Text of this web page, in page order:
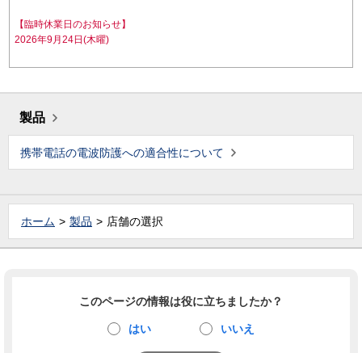
【臨時休業日のお知らせ】
2026年9月24日(木曜)
製品
携帯電話の電波防護への適合性について
ホーム 製品 店舗の選択
このページの情報は役に立ちましたか？
はい いいえ